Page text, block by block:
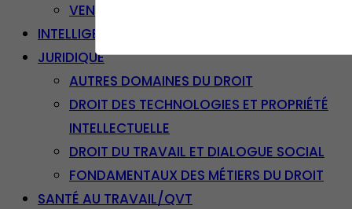
VENTE – RELATION CLIENT
INTELLIGENCE ARTIFICIELLE
JURIDIQUE
AUTRES DOMAINES DU DROIT
DROIT DES TECHNOLOGIES ET PROPRIÉTÉ
INTELLECTUELLE
DROIT DU TRAVAIL ET DIALOGUE SOCIAL
FONDAMENTAUX DES MÉTIERS DU DROIT
SANTÉ AU TRAVAIL/QVT